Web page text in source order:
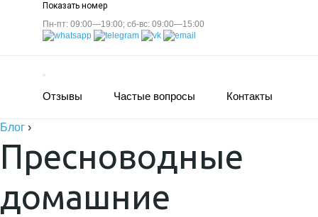
Показать номер
Пн-пт: 09:00—19:00; сб-вс: 09:00—15:00
Отзывы Частые вопросы Контакты
Блог ›
Пресноводные
домашние